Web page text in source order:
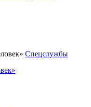
Спецслужбы